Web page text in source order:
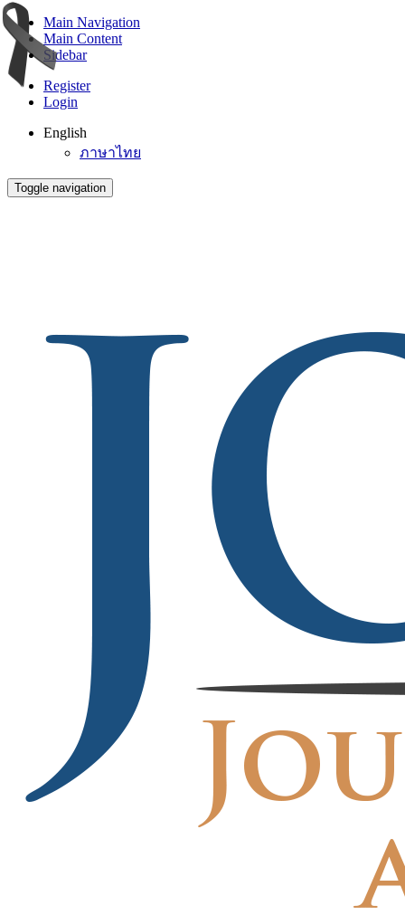
Main Navigation
Main Content
Sidebar
Register
Login
English
ภาษาไทย
Toggle navigation